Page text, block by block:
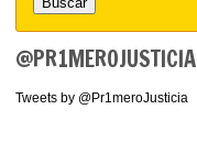
@PR1MEROJUSTICIA
Tweets by @Pr1meroJusticia